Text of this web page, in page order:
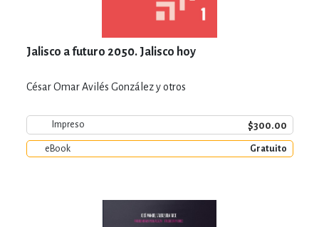
Jalisco a futuro 2050. Jalisco hoy
César Omar Avilés González y otros
Impreso $300.00
eBook Gratuito